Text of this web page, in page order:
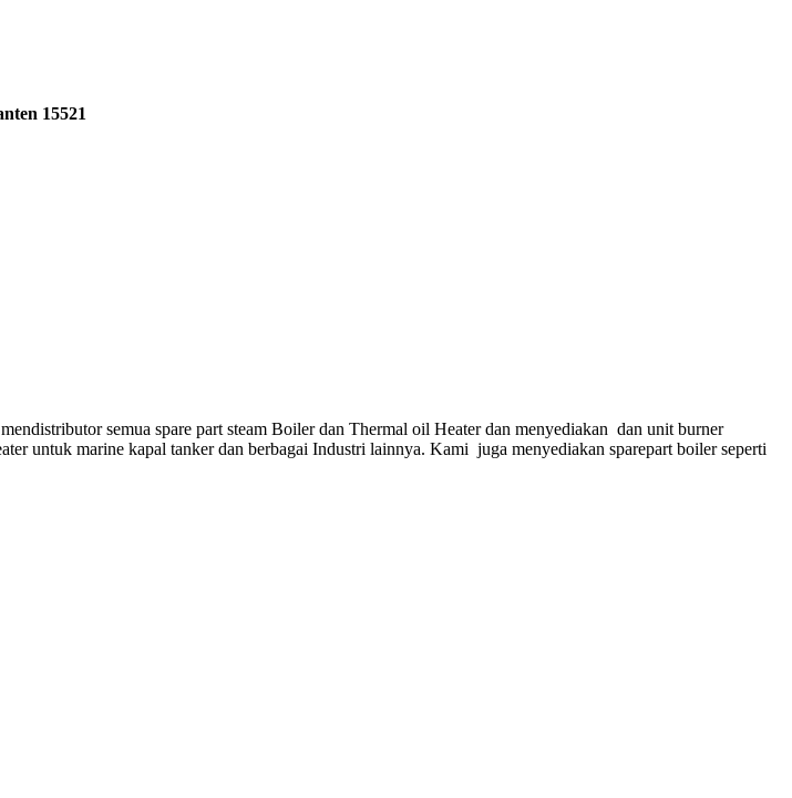
15521
semua spare part steam Boiler dan Thermal oil Heater dan menyediakan dan unit burner
untuk marine kapal tanker dan berbagai Industri lainnya. Kami juga menyediakan sparepart boiler seperti